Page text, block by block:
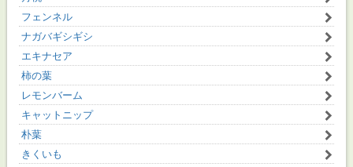
フェンネル
ナガバギシギシ
エキナセア
柿の葉
レモンバーム
キャットニップ
朴葉
きくいも